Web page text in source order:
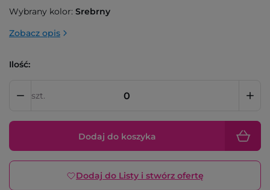
Wybrany kolor: Srebrny
Zobacz opis
Ilość:
szt.
Dodaj do koszyka
Dodaj do Listy i stwórz ofertę